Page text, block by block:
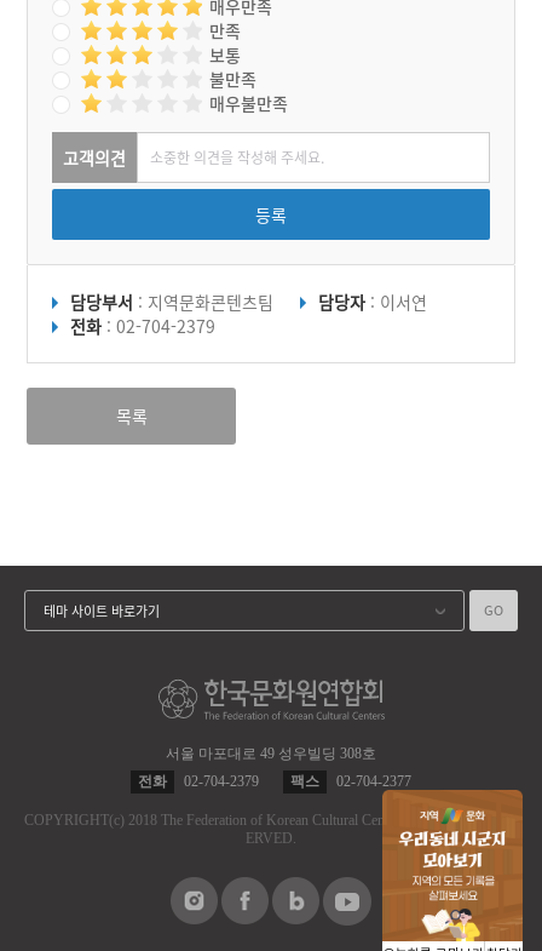
매우만족
만족
보통
불만족
매우불만족
고객의견
등록
담당부서 : 지역문화콘텐츠팀 담당자 : 이서연
전화 : 02-704-2379
목록
서울 마포대로 49 성우빌딩 308호
전화
02-704-2379 팩스 02-704-2377
COPYRIGHT(c) 2018 The Federation of Korean Cultural Centers.
ALL RIGHT RES
ERVED.
테마 사이트 바로가기 GO